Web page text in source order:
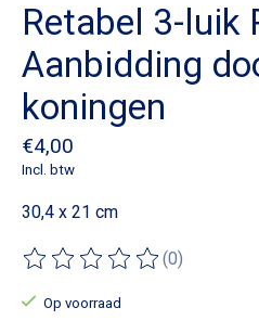
Retabel 3-luik
Aanbidding
koningen
€4,00
Incl. btw
30,4 x 21 cm
De beoordeling van dit product
(0)
Op voorraad